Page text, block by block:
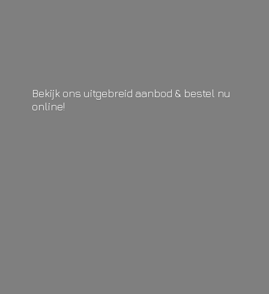
Bekijk ons uitgebreid aanbod & bestel nu
online!